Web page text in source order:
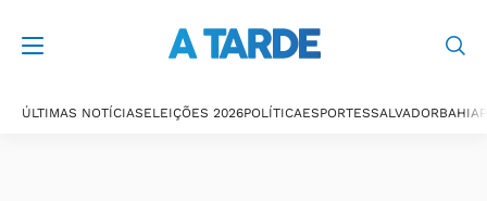
ÚLTIMAS NOTÍCIASELEIÇÕES 2026POLÍTICAESPORTESSALVADORBAHIA